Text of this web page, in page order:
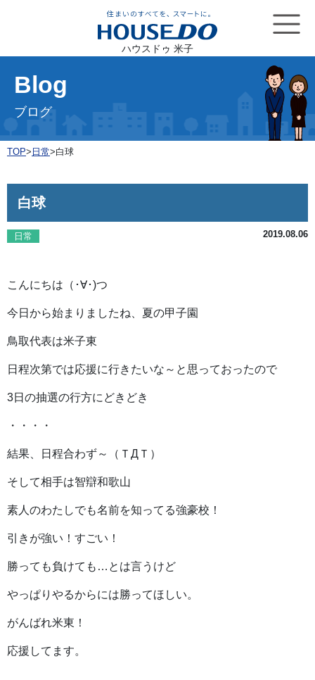
ハウスドゥ 米子
Blog
ブログ
TOP> 日常>白球
白球
日常 2019.08.06
こんにちは（･∀･)つ
今日から始まりましたね、夏の甲子園
鳥取代表は米子東
日程次第では応援に行きたいな～と思っておったので
3日の抽選の行方にどきどき
・・・・
結果、日程合わず～（ＴДＴ）
そして相手は智辯和歌山
素人のわたしでも名前を知ってる強豪校！
引きが強い！すごい！
勝っても負けても…とは言うけど
やっぱりやるからには勝ってほしい。
がんばれ米東！
応援してます。